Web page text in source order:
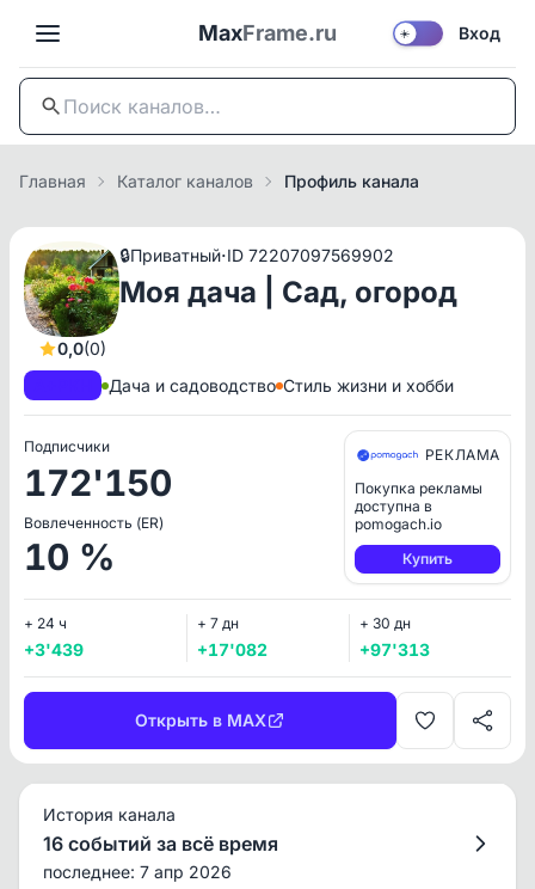
MaxFrame.ru ☀️ Вход
Главная Каталог каналов Профиль канала
0,0(0)
🔒Приватный·ID 72207097569902
Моя дача | Сад, огород
Дача и садоводство Стиль жизни и хобби
Подписчики
172'150
Вовлеченность (ER)
10 %
РЕКЛАМА
Покупка рекламы
доступна в
pomogach.io
Купить
+ 24 ч
+3'439
+ 7 дн
+17'082
+ 30 дн
+97'313
Открыть в MAX
История канала
16 событий за всё время
последнее: 7 апр 2026